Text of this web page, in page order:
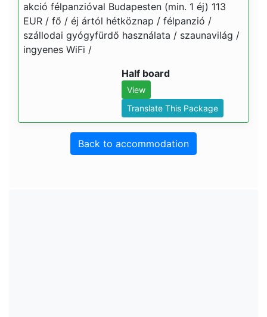
akció félpanzióval Budapesten (min. 1 éj) 113
EUR / fő / éj ártól hétköznap / félpanzió /
szállodai gyógyfürdő használata / szaunavilág /
ingyenes WiFi /
Half board
View
Translate This Package
Back to accommodation